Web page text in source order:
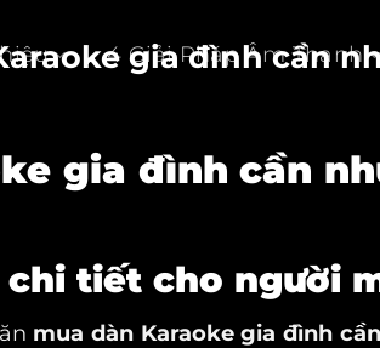
4 Giải Pháp Âm Thanh
gia đình cần
gia đình cần
chi tiết cho người
mua dàn Karaoke gia đình